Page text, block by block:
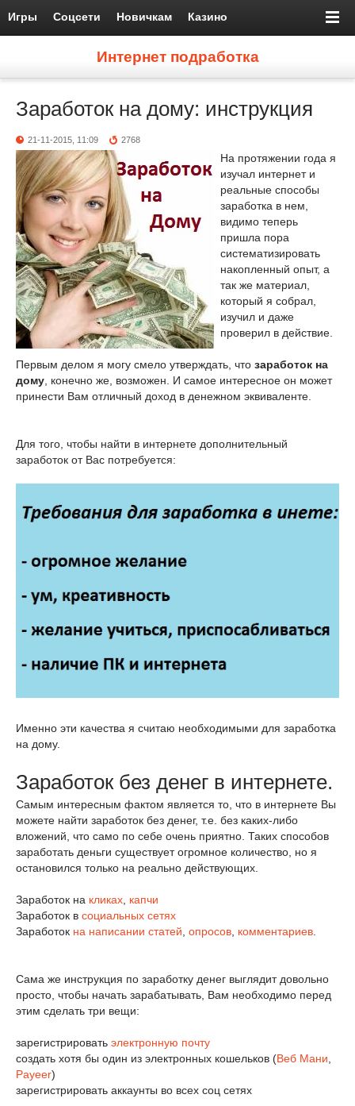
Игры Соцсети Новичкам Казино
Интернет подработка
Заработок на дому: инструкция
21-11-2015, 11:09 2768
На протяжении года я
изучал интернет и
реальные способы
заработка в нем,
видимо теперь
пришла пора
систематизировать
накопленный опыт, а
так же материал,
который я собрал,
изучил и даже
проверил в действие.
Первым делом я могу смело утверждать, что заработок на
дому , конечно же, возможен. И самое интересное он может
принести Вам отличный доход в денежном эквиваленте.
Для того, чтобы найти в интернете дополнительный
заработок от Вас потребуется:
Именно эти качества я считаю необходимыми для заработка
на дому.
Заработок без денег в интернете.
Самым интересным фактом является то, что в интернете Вы
можете найти заработок без денег, т.е. без каких-либо
вложений, что само по себе очень приятно. Таких способов
заработать деньги существует огромное количество, но я
остановился только на реально действующих.
Заработок на кликах капчи
Заработок в социальных сетях
Заработок на написании статей опросов комментариев
Сама же инструкция по заработку денег выглядит довольно
просто, чтобы начать зарабатывать, Вам необходимо перед
этим сделать три вещи:
зарегистрировать электронную почту
создать хотя бы один из электронных кошельков (Веб Мани
Payeer)
зарегистрировать аккаунты во всех соц сетях